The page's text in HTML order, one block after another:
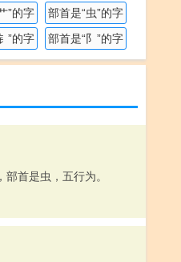
”的字
部首是“虫”的字
”的字 部首是“阝”的字
部首是虫，五行为。